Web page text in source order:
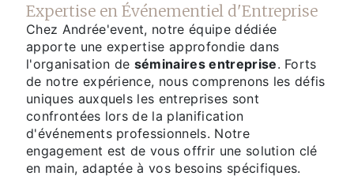
Expertise en Événementiel d'Entreprise
Chez Andrée'event, notre équipe dédiée
apporte une expertise approfondie dans
l'organisation de séminaires entreprise. Forts
de notre expérience, nous comprenons les défis
uniques auxquels les entreprises sont
confrontées lors de la planification
d'événements professionnels. Notre
engagement est de vous offrir une solution clé
en main, adaptée à vos besoins spécifiques.